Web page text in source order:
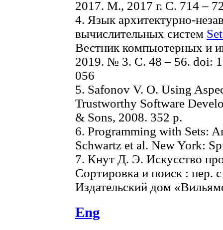
2017. М., 2017 г. C. 714 –
4. Язык архитектурно-
вычислительных систем
Вестник компьютерных и
2019. № 3. С. 48 – 56. doi:
056
5. Safonov V. O. Using
Trustworthy Software
& Sons, 2008. 352 p.
6. Programming with Sets:
Schwartz et al. New York:
7. Кнут Д. Э. Искусство
Сортировка и поиск : пер.
Издательский дом
Eng